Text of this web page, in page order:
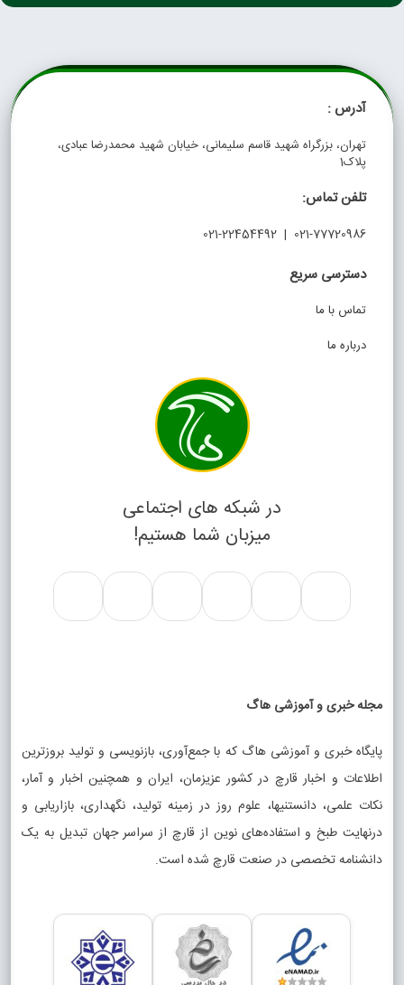
آدرس :
تهران، بزرگراه شهید قاسم سلیمانی، خیابان شهید محمدرضا عبادی،
پلاک1
تلفن تماس:
021-77720986 | 021-22454492
دسترسی سریع
تماس با ما
درباره ما
در شبکه های اجتماعی
میزبان شما هستیم!
مجله خبری و آموزشی هاگ
پایگاه خبری و آموزشی هاگ که با جمع‌آوری، بازنویسی و تولید بروزترین
اطلاعات و اخبار قارچ در کشور عزیزمان، ایران و همچنین اخبار و آمار،
نکات علمی، دانستنیها، علوم روز در زمینه تولید، نگهداری، بازاریابی و
درنهایت طبخ و استفاده‌های نوین از قارچ از سراسر جهان تبدیل به یک
دانشنامه تخصصی در صنعت قارچ شده است.